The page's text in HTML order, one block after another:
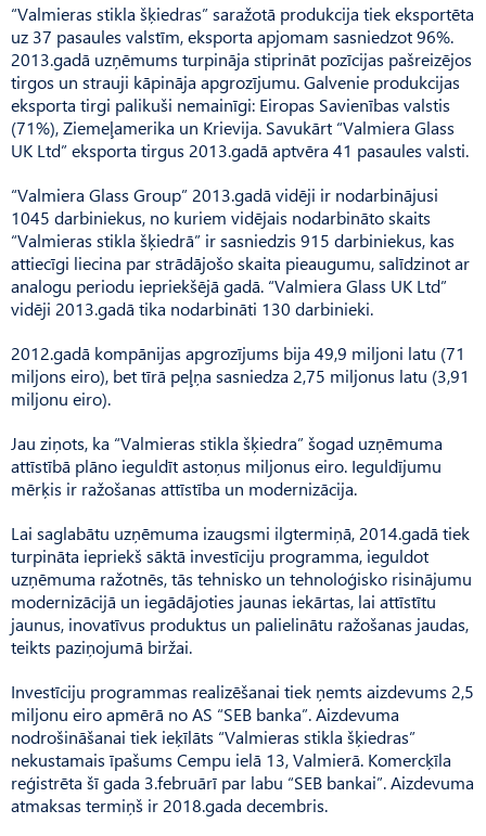
“Valmieras stikla šķiedras” saražotā produkcija tiek eksportēta
uz 37 pasaules valstīm, eksporta apjomam sasniedzot 96%.
2013.gadā uzņēmums turpināja stiprināt pozīcijas pašreizējos
tirgos un strauji kāpināja apgrozījumu. Galvenie produkcijas
eksporta tirgi palikuši nemainīgi: Eiropas Savienības valstis
(71%), Ziemeļamerika un Krievija. Savukārt “Valmiera Glass
UK Ltd” eksporta tirgus 2013.gadā aptvēra 41 pasaules valsti.
“Valmiera Glass Group” 2013.gadā vidēji ir nodarbinājusi
1045 darbiniekus, no kuriem vidējais nodarbināto skaits
“Valmieras stikla šķiedrā” ir sasniedzis 915 darbiniekus, kas
attiecīgi liecina par strādājošo skaita pieaugumu, salīdzinot ar
analogu periodu iepriekšējā gadā. “Valmiera Glass UK Ltd”
vidēji 2013.gadā tika nodarbināti 130 darbinieki.
2012.gadā kompānijas apgrozījums bija 49,9 miljoni latu (71
miljons eiro), bet tīrā peļņa sasniedza 2,75 miljonus latu (3,91
miljonu eiro).
Jau ziņots, ka “Valmieras stikla šķiedra” šogad uzņēmuma
attīstībā plāno ieguldīt astoņus miljonus eiro. Ieguldījumu
mērķis ir ražošanas attīstība un modernizācija.
Lai saglabātu uzņēmuma izaugsmi ilgtermiņā, 2014.gadā tiek
turpināta iepriekš sāktā investīciju programma, ieguldot
uzņēmuma ražotnēs, tās tehnisko un tehnoloģisko risinājumu
modernizācijā un iegādājoties jaunas iekārtas, lai attīstītu
jaunus, inovatīvus produktus un palielinātu ražošanas jaudas,
teikts paziņojumā biržai.
Investīciju programmas realizēšanai tiek ņemts aizdevums 2,5
miljonu eiro apmērā no AS “SEB banka”. Aizdevuma
nodrošināšanai tiek ieķīlāts “Valmieras stikla šķiedras”
nekustamais īpašums Cempu ielā 13, Valmierā. Komercķīla
reģistrēta šī gada 3.februārī par labu “SEB bankai”. Aizdevuma
atmaksas termiņš ir 2018.gada decembris.